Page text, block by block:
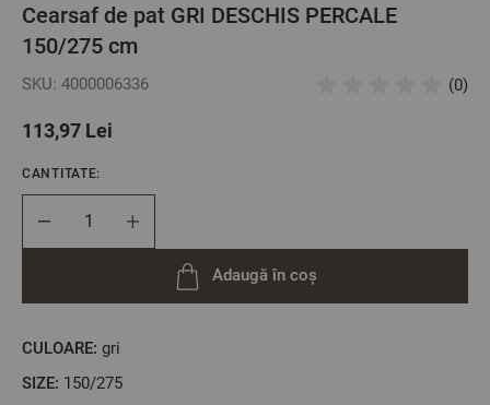
Cearsaf de pat GRI DESCHIS PERCALE
150/275 cm
SKU: 4000006336 (0)
113,97 Lei
CULOARE: gri
SIZE: 150/275
CANTITATE:
Adaugă în coș